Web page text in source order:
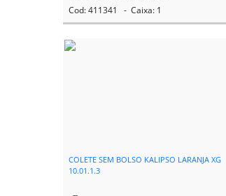
Cod: 411341 - Caixa: 1
COLETE SEM BOLSO KALIPSO LARANJA XG
10.01.1.3